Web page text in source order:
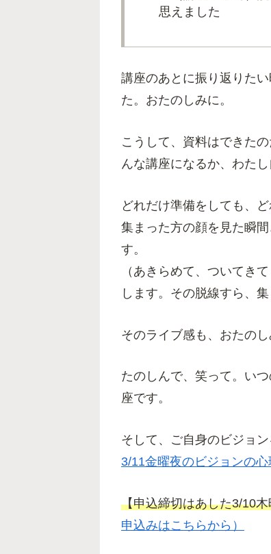
思えました
講座のあとに振り返りた
た。おたのしみに。
こうして、資料はできた
んな講座になるか、わたし
どれだけ準備をしても、
集まった方の顔を見た瞬
す。
（あきらめて、ついてき
します。その脱線すら、
そのライブ感も、おたの
たのしんで、笑って。い
座です。
そして、ご自身のビジョ
3/11金曜夜のビジョンの
【申込締切はあした3/10
申込みはこちらから）